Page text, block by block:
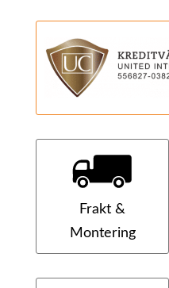
Frakt &
Montering